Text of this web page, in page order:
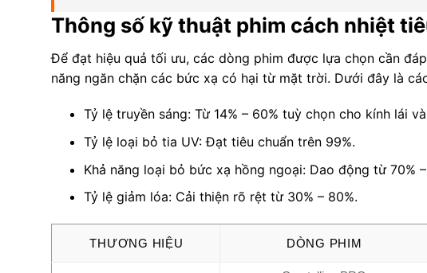
Thông số kỹ thuật phim cách nhiệt
Để đạt hiệu quả tối ưu, các dòng phim được lựa chọn cần
năng ngăn chặn các bức xạ có hại từ mặt trời. Dưới đây là
Tỷ lệ truyền sáng: Từ 14% – 60% tuỳ chọn cho kính lái
Tỷ lệ loại bỏ tia UV: Đạt tiêu chuẩn trên 99%.
Khả năng loại bỏ bức xạ hồng ngoại: Dao động từ 70%
Tỷ lệ giảm lóa: Cải thiện rõ rệt từ 30% – 80%.
THƯƠNG HIỆU DÒNG PHIM